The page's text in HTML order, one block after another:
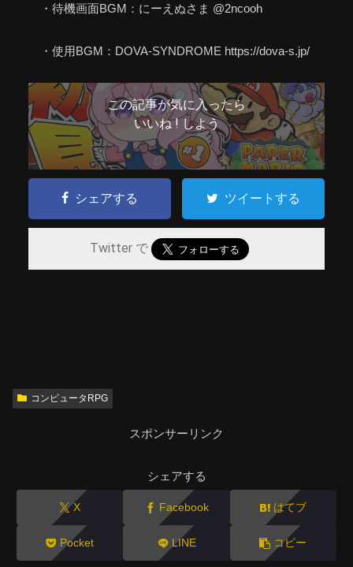
・待機画面BGM：にーえぬさま @2ncooh
・使用BGM：DOVA-SYNDROME https://dova-s.jp/
この記事が気に入ったら
いいね ! しよう
シェアする ツイートする
Twitter で
コンピュータRPG
スポンサーリンク
シェアする
X Facebook はてブ
Pocket LINE コピー